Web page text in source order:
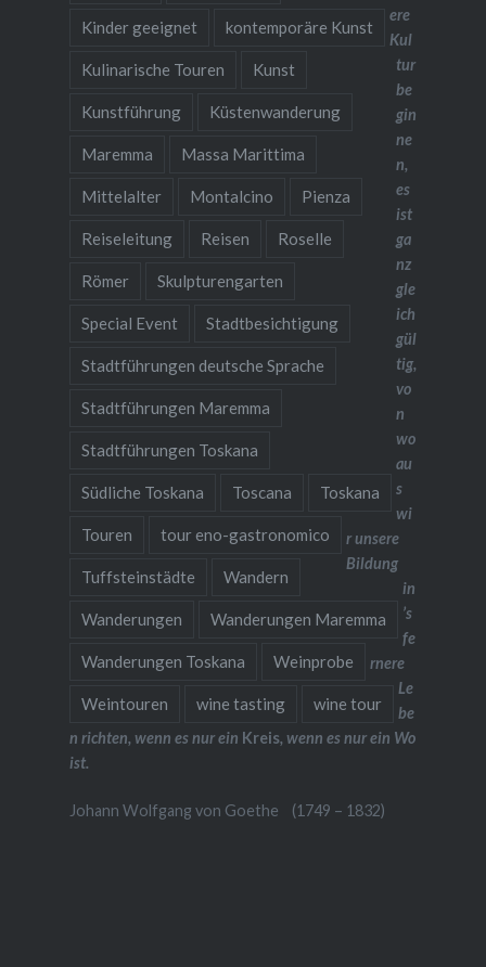
Kinder geeignet kontemporäre Kunst
Kulinarische Touren Kunst
Kunstführung Küstenwanderung
Maremma Massa Marittima
Mittelalter Montalcino Pienza
Reiseleitung Reisen Roselle
Römer Skulpturengarten
Special Event Stadtbesichtigung
Stadtführungen deutsche Sprache
Stadtführungen Maremma
Stadtführungen Toskana
Südliche Toskana Toscana Toskana
Touren tour eno-gastronomico
Tuffsteinstädte Wandern
Wanderungen Wanderungen Maremma
Wanderungen Toskana Weinprobe
Weintouren wine tasting wine tour
ere
Kul
tur
be
gin
ne
n,
es
ist
ga
nz
gle
ich
gül
tig,
vo
n
wo
au
s
wi
r unsere
Bildung
in
’s
fe
rnere
Le
be
n richten, wenn es nur ein Kreis, wenn es nur ein Wo
ist.
Johann Wolfgang von Goethe (1749 – 1832)